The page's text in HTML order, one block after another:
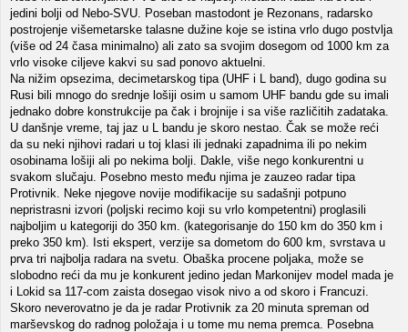
jedini bolji od Nebo-SVU. Poseban mastodont je Rezonans, radarsko
postrojenje višemetarske talasne dužine koje se istina vrlo dugo postvlja
(više od 24 časa minimalno) ali zato sa svojim dosegom od 1000 km za
vrlo visoke ciljeve kakvi su sad ponovo aktuelni.
Na nižim opsezima, decimetarskog tipa (UHF i L band), dugo godina su
Rusi bili mnogo do srednje lošiji osim u samom UHF bandu gde su imali
jednako dobre konstrukcije pa čak i brojnije i sa više različitih zadataka.
U danšnje vreme, taj jaz u L bandu je skoro nestao. Čak se može reći
da su neki njihovi radari u toj klasi ili jednaki zapadnima ili po nekim
osobinama lošiji ali po nekima bolji. Dakle, više nego konkurentni u
svakom slučaju. Posebno mesto među njima je zauzeo radar tipa
Protivnik. Neke njegove novije modifikacije su sadašnji potpuno
nepristrasni izvori (poljski recimo koji su vrlo kompetentni) proglasili
najboljim u kategoriji do 350 km. (kategorisanje do 150 km do 350 km i
preko 350 km). Isti ekspert, verzije sa dometom do 600 km, svrstava u
prva tri najbolja radara na svetu. Obaška procene poljaka, može se
slobodno reći da mu je konkurent jedino jedan Markonijev model mada je
i Lokid sa 117-com zaista dosegao visok nivo a od skoro i Francuzi.
Skoro neverovatno je da je radar Protivnik za 20 minuta spreman od
marševskog do radnog položaja i u tome mu nema premca. Posebna